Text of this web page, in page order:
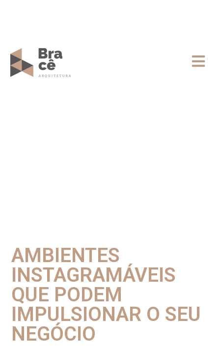
AMBIENTES
INSTAGRAMÁVEIS
QUE PODEM
IMPULSIONAR O SEU
NEGÓCIO